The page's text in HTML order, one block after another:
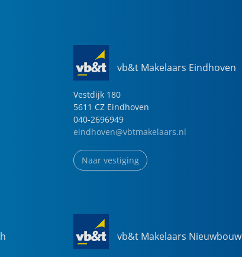
vb&t Makelaars Eindhoven
Vestdijk 180
5611 CZ Eindhoven
040-2696949
eindhoven@vbtmakelaars.nl
Naar vestiging
vb&t Makelaars Nieuwbouw